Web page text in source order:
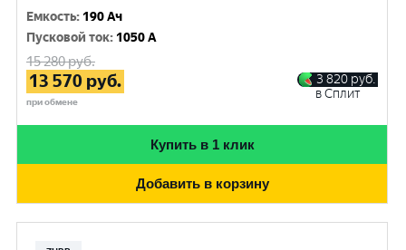
Емкость: 190 Ач
Пусковой ток: 1050 A
15 280руб.
13 570 руб.
при обмене
3 820 руб.
в Сплит
Купить в 1 клик
Добавить в корзину